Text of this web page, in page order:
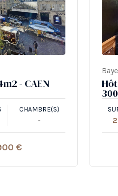
- CAEN
CHAMBRE(S)
-
€